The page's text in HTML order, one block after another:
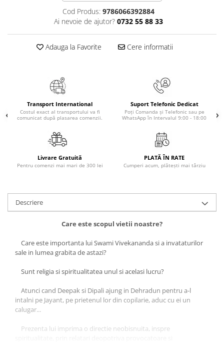
Terapii Alternative
Beletristica
Biografii, Memorii, Jurnale
Carti pentru Adolescenti, Young
Crime, Thriller, Mistery
Literatura Romana
Literatura Universala
Romane de dragoste, Carti
Senzatii/Dragoste
Senzatii/Erotic
Senzatii/Suspans
Senzatii/Thriller
SF & Fantasy
Teatru
Teens Book Club
Umor
Adezivi si benzi adezive
Cod Produs: 9786066392884
Ai nevoie de ajutor? 0732 55 88 33
Adauga la Favorite Cere informatii
Transport International
Costul exact al transportului va fi
comunicat după plasarea comenzii.
Suport Telefonic Dedicat
Poți Comanda și Telefonic sau pe
WhatsApp în Intervalul 9:00 - 18:00
Livrare Gratuită
Pentru comenzi mai mari de 300 lei
PLATĂ ÎN RATE
Cumperi acum, plătești mai târziu
Descriere
Care este scopul vietii noastre?
Care este importanta lui Swami Vivekananda si a invataturilor
sale in lumea grabita de astazi?
Sunt religia si spiritualitatea unul si acelasi lucru?
Atunci cand Deepak si Dipali ajung in Dehradun pentru a-l
intalni pe Jayant, pe prietenul lor din copilarie, aduc cu ei un
calugar...
Prezenta lui imprima o directie neobisnuita, inspre